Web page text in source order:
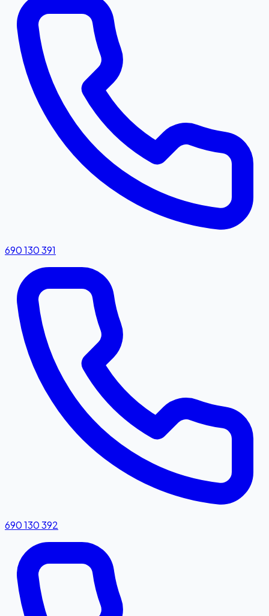
690 130 391
690 130 392